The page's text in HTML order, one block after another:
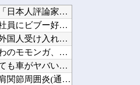
【大悲報】 日本さん、ガチで滅びそう…
【衝撃】 中国製ルーター20機種にバックドア発見！ ネットに繋ぐだけで35秒ごと...
【警告】 医師「米国では”ヘロインと同じくらいヤバい薬”が日本では平気で処方され...
中国「大洪水！」中国ダム「決壊」地元民「公式発表より死者多い！」中国政府「住民拘...
【日本横断】 大型の台風15号(チャンホン)…お盆休みの天気に影響するおそれ
【戦慄】中学生男女、自然の家でやらかす…
【悲報】中国人「日本人評論家がBYDのラッコの装備を褒めてる...
【ホロライブ】社員にビブー好きがいるに違いない（確信他
日本人、ついに外国人受け入れ反対が過半数突破ｗｗｗ他
【悲報】ちいかわのモモンガ、逝きそう他
【動画】どう見ても車がヤバい事故動画、謎にバイク批判派が湧い...
カープ床田『左肩関節周囲炎(通称四十肩)』との診断。最短での...